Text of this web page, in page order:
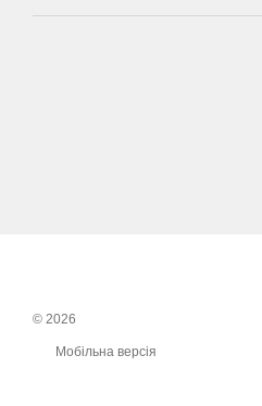
© 2026
Мобільна версія